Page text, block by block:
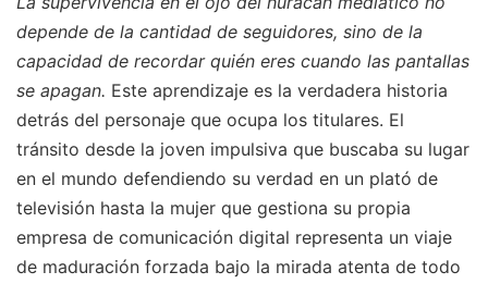
depende de la cantidad de seguidores, sino de la
capacidad de recordar quién eres cuando las pantallas
se apagan. Este aprendizaje es la verdadera historia
detrás del personaje que ocupa los titulares. El
tránsito desde la joven impulsiva que buscaba su lugar
en el mundo defendiendo su verdad en un plató de
televisión hasta la mujer que gestiona su propia
empresa de comunicación digital representa un viaje
de maduración forzada bajo la mirada atenta de todo